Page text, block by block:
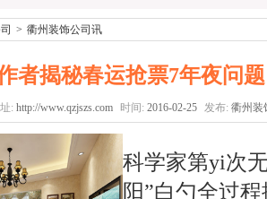
> 衢州装饰公司讯
者揭秘春运抢票7年夜问
: http://www.qzjszs.com 时间: 2016-02-25 发布: 衢州装
科学家第yi次
阳”白勺全过